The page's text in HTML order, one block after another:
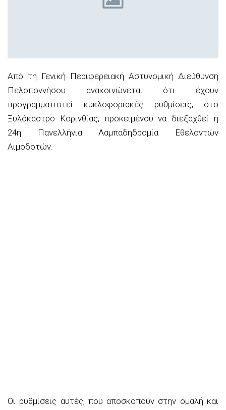
Από τη Γενική Περιφερειακή Αστυνομική Διεύθυνση
Πελοποννήσου ανακοινώνεται ότι έχουν
προγραμματιστεί κυκλοφοριακές ρυθμίσεις, στο
Ξυλόκαστρο Κορινθίας, προκειμένου να διεξαχθεί η
24η Πανελλήνια Λαμπαδηδρομία Εθελοντών
Αιμοδοτών.
Οι ρυθμίσεις αυτές, που αποσκοπούν στην ομαλή και